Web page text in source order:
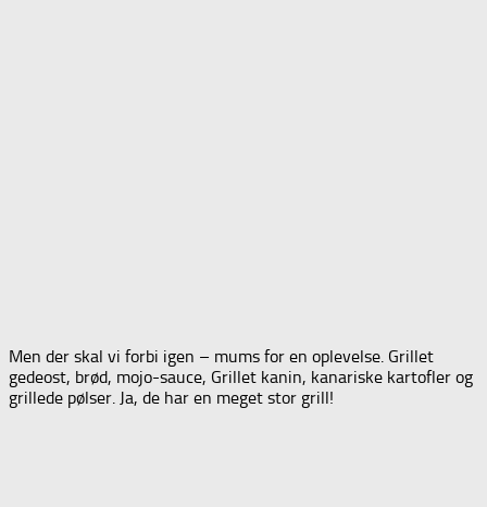
Men der skal vi forbi igen – mums for en oplevelse. Grillet
gedeost, brød, mojo-sauce, Grillet kanin, kanariske kartofler og
grillede pølser. Ja, de har en meget stor grill!